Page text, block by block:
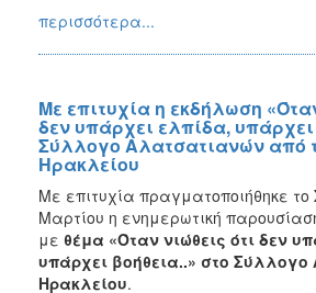
περισσότερα...
Με επιτυχία η εκδήλωση
δεν υπάρχει ελπίδα, υπάρχει
Σύλλογο Αλατσατιανών από
Ηρακλείου
Με επιτυχία πραγματοποιήθηκε το
Μαρτίου η ενημερωτική
με θέμα «Όταν νιώθεις ότι δεν
υπάρχει βοήθεια..» στο
Ηρακλείου.